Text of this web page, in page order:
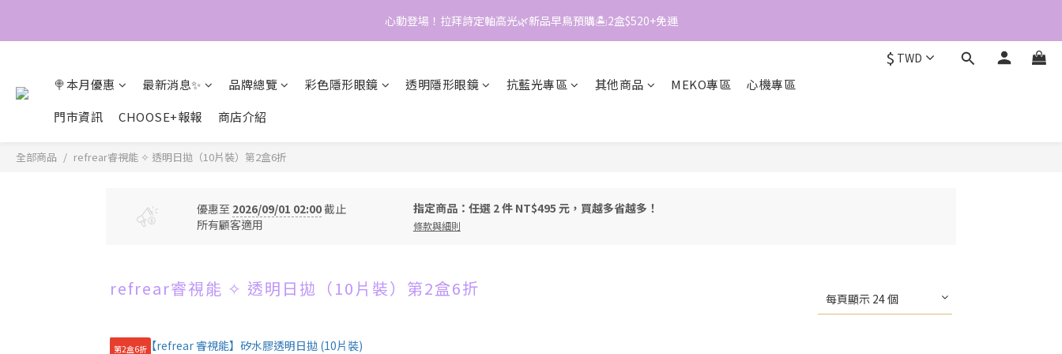
📱加入官方LINE｜領$50折價券 4
3
1
0
2
1
3
2
04
2
1
心動登場！拉拜詩定軸高光🌿新品早鳥預購🏝️2盒$520+免運
$ TWD
🍭本月優惠 最新消息✨ 品牌總覽 彩色隱形眼鏡 透明隱形眼鏡 抗藍光專區 其他商品 MEKO專區
心機專區
門市資訊
CHOOSE+報報 商店介紹
全部商品 refrear睿視能 ✧ 透明日拋（10片裝）第2盒6折
優惠至 2026/09/01 02:00截止
所有顧客適用
指定商品：任選 2 件 NT$495 元，買越多省越多！
條款與細則
refrear睿視能 ✧ 透明日拋（10片裝）第2盒6折 每頁顯示 24 個
第2盒6折